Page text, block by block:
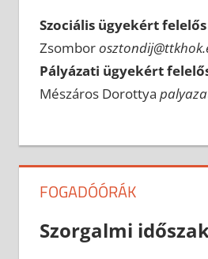
Szociális ügyekért
Zsombor
Pályázati ügyekért
Mészáros Dorottya
FOGADÓÓRÁK
Szorgalmi